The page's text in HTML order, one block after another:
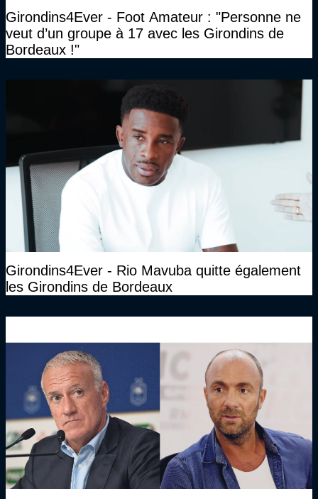
Girondins4Ever - Foot Amateur : "Personne ne
veut d’un groupe à 17 avec les Girondins de
Bordeaux !"
Girondins4Ever - Rio Mavuba quitte également
les Girondins de Bordeaux